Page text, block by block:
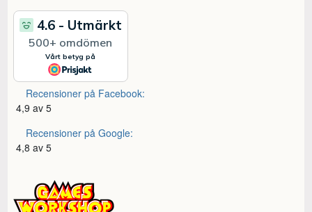
Recensioner på Facebook:
4,9 av 5
Recensioner på Google:
4,8 av 5